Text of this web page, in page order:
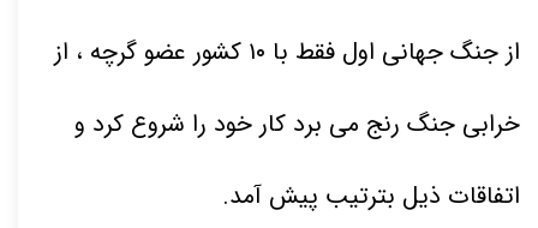
از جنگ جهانی اول فقط با ۱۰ کشور عضو گرچه ، از
خرابی جنگ رنج می برد کار خود را شروع کرد و
اتفاقات ذیل بترتیب پیش آمد.